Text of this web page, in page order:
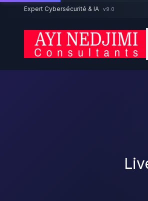
Aller au contenu principal
Expert Cybersécurité & IA v9.0